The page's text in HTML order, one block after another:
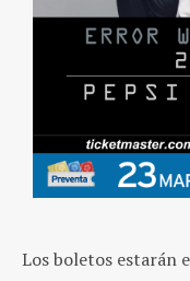
Los boletos estarán